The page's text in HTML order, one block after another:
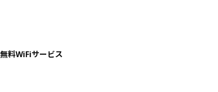
無料WiFiサービス